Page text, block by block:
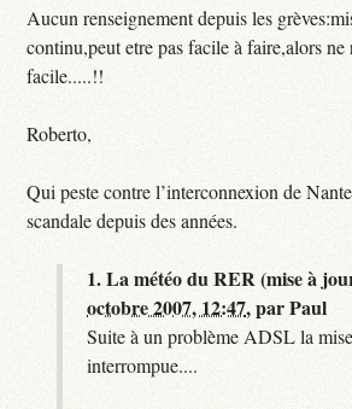
Aucun renseignement depuis les
continu,peut etre pas facile à faire,alors ne
facile.....!!
Roberto,
Qui peste contre l’interconnexion de
scandale depuis des années.
1.La météo du RER (mise à
octobre 2007, 12:47,parPaul
Suite à un problème ADSL la
interrompue....